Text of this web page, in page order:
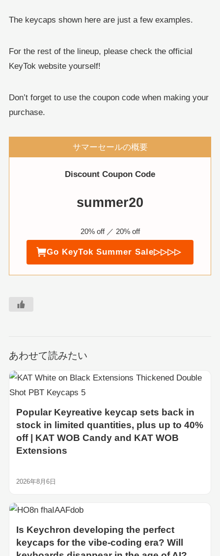
The keycaps shown here are just a few examples.
For the rest of the lineup, please check the official
KeyTok website yourself!
Don’t forget to use the coupon code when making your
purchase.
サマーセールの概要
Discount Coupon Code
summer20
20% off ／ 20% off
Go KeyTok Summer Sale▷▷▷▷
あわせて読みたい
Popular Keyreative keycap sets back in
stock in limited quantities, plus up to 40%
off | KAT WOB Candy and KAT WOB
Extensions
2026年8月6日
Is Keychron developing the perfect
keycaps for the vibe-coding era? Will